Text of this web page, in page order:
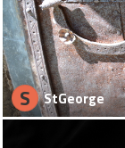
S StGeorge